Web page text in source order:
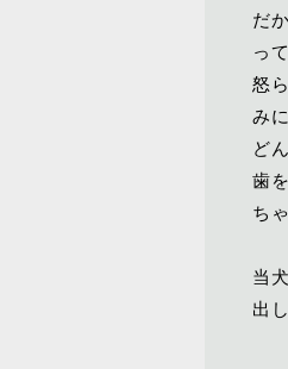
だ
っ
怒
み
ど
歯
ち
当
出